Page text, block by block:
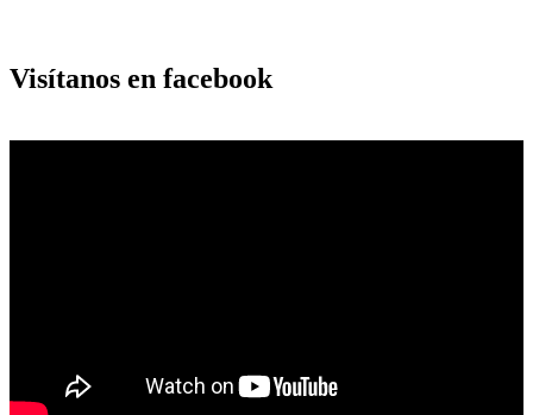
Visítanos en facebook